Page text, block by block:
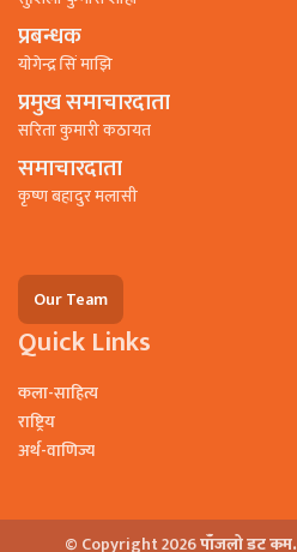
प्रबन्धक
याेगेन्द्र सिं माझि
प्रमुख समाचारदाता
सरिता कुमारी कठायत
समाचारदाता
कृष्ण बहादुर मलासी
Our Team
Quick Links
कला-साहित्य
राष्ट्रिय
अर्थ-वाणिज्य
© Copyright 2026पाँजलो डट कम.